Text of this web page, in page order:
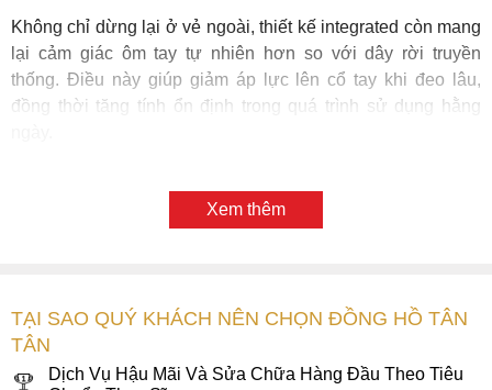
Không chỉ dừng lại ở vẻ ngoài, thiết kế integrated còn mang
lại cảm giác ôm tay tự nhiên hơn so với dây rời truyền
thống. Điều này giúp giảm áp lực lên cổ tay khi đeo lâu,
đồng thời tăng tính ổn định trong quá trình sử dụng hằng
tĩnh lặng buổi sớm
trong các dòng đồng hồ Citizen thời trang nam hiện đại.
Đây là gam màu hiếm, tạo nên sự khác biệt rõ rệt so với các
tông màu truyền thống.
Xem thêm
TẠI SAO QUÝ KHÁCH NÊN CHỌN ĐỒNG HỒ TÂN
TÂN
Dịch Vụ Hậu Mãi Và Sửa Chữa Hàng Đầu Theo Tiêu